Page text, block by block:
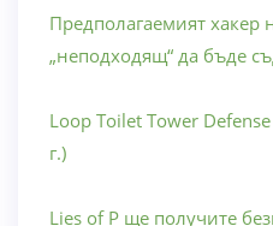
Предполагаемият хакер
„неподходящ“ да бъде
Loop Toilet Tower
г.)
Lies of P ще получите